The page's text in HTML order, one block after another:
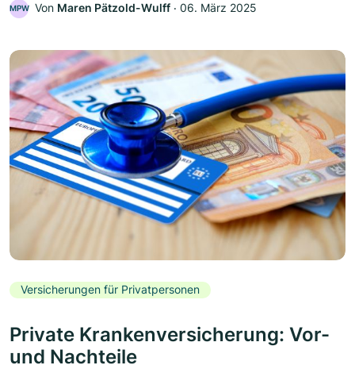
MPW Von Maren Pätzold-Wulff ‧ 06. März 2025
Versicherungen für Privatpersonen
Private Krankenversicherung: Vor-
und Nachteile